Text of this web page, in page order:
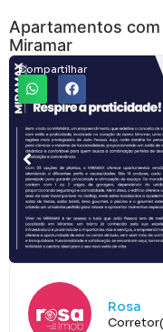
Apartamentos
Miramar
Compartilhar
Rosa